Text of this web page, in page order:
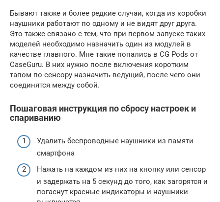
Бывают также и более редкие случаи, когда из коробки
наушники работают по одному и не видят друг друга.
Это также связано с тем, что при первом запуске таких
моделей необходимо назначить один из модулей в
качестве главного. Мне такие попались в CG Pods от
CaseGuru. В них нужно после включения коротким
тапом по сенсору назначить ведущий, после чего они
соединятся между собой.
Пошаговая инструкция по сбросу настроек и
спариванию
Удалить беспроводные наушники из памяти
смартфона
Нажать на каждом из них на кнопку или сенсор
и задержать на 5 секунд до того, как загорятся и
погаснут красные индикаторы и наушники